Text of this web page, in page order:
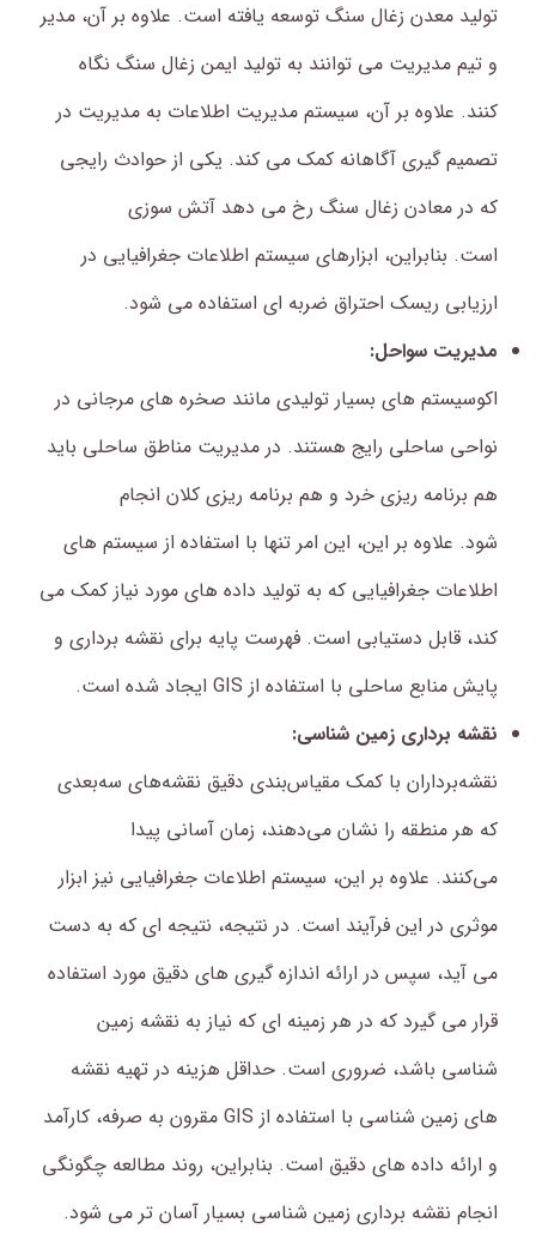
تولید معدن زغال سنگ توسعه یافته است. علاوه بر آن، مدیر
و تیم مدیریت می توانند به تولید ایمن زغال سنگ نگاه
کنند. علاوه بر آن، سیستم مدیریت اطلاعات به مدیریت در
تصمیم گیری آگاهانه کمک می کند. یکی از حوادث رایجی
که در معادن زغال سنگ رخ می دهد آتش سوزی
است. بنابراین، ابزارهای سیستم اطلاعات جغرافیایی در
ارزیابی ریسک احتراق ضربه ای استفاده می شود.
مدیریت سواحل:
اکوسیستم های بسیار تولیدی مانند صخره های مرجانی در
نواحی ساحلی رایج هستند. در مدیریت مناطق ساحلی باید
هم برنامه ریزی خرد و هم برنامه ریزی کلان انجام
شود. علاوه بر این، این امر تنها با استفاده از سیستم های
اطلاعات جغرافیایی که به تولید داده های مورد نیاز کمک می
کند، قابل دستیابی است. فهرست پایه برای نقشه برداری و
پایش منابع ساحلی با استفاده از GIS ایجاد شده است.
نقشه برداری زمین شناسی:
نقشه‌برداران با کمک مقیاس‌بندی دقیق نقشه‌های سه‌بعدی
که هر منطقه را نشان می‌دهند، زمان آسانی پیدا
می‌کنند. علاوه بر این، سیستم اطلاعات جغرافیایی نیز ابزار
موثری در این فرآیند است. در نتیجه، نتیجه ای که به دست
می آید، سپس در ارائه اندازه گیری های دقیق مورد استفاده
قرار می گیرد که در هر زمینه ای که نیاز به نقشه زمین
شناسی باشد، ضروری است. حداقل هزینه در تهیه نقشه
های زمین شناسی با استفاده از GIS مقرون به صرفه، کارآمد
و ارائه داده های دقیق است. بنابراین، روند مطالعه چگونگی
انجام نقشه برداری زمین شناسی بسیار آسان تر می شود.